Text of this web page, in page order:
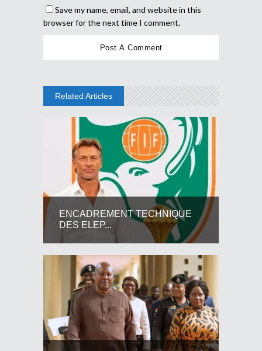
Save my name, email, and website in this
browser for the next time I comment.
Related Articles
ENCADREMENT TECHNIQUE
DES ELEP...